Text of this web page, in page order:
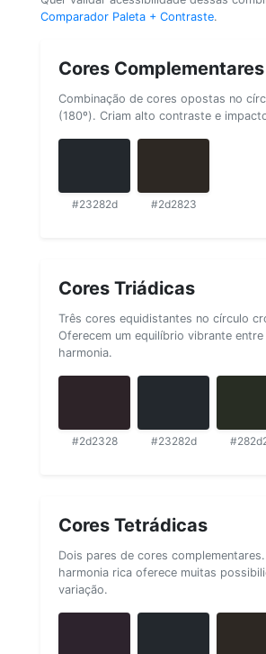
Comparador Paleta + Contraste.
Cores Complementares
Combinação de cores opostas no
(180º). Criam alto contraste e
#23282d #2d2823
Cores Triádicas
Três cores equidistantes no círculo
Oferecem um equilíbrio vibrante
harmonia.
#2d2328 #23282d
Cores Tetrádicas
Dois pares de cores
harmonia rica oferece muitas
variação.